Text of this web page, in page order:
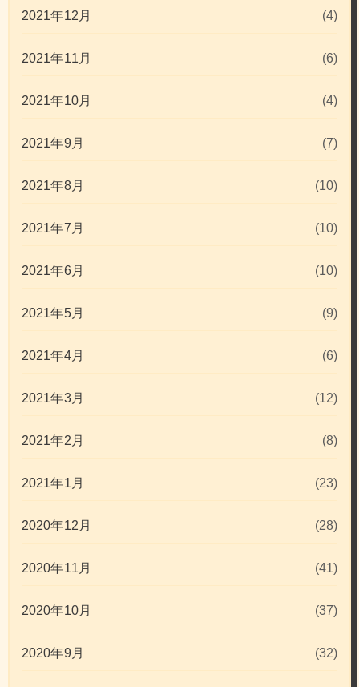
2021年12月 (4)
2021年11月 (6)
2021年10月 (4)
2021年9月 (7)
2021年8月 (10)
2021年7月 (10)
2021年6月 (10)
2021年5月 (9)
2021年4月 (6)
2021年3月 (12)
2021年2月 (8)
2021年1月 (23)
2020年12月 (28)
2020年11月 (41)
2020年10月 (37)
2020年9月 (32)